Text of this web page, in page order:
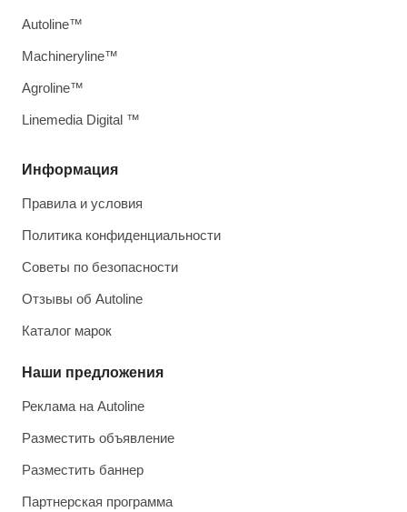
Информация
Правила и условия
Политика конфиденциальности
Советы по безопасности
Отзывы об Autoline
Каталог марок
Наши предложения
Реклама на Autoline
Разместить объявление
Разместить баннер
Партнерская программа
Autoline™
Machineryline™
Agroline™
Linemedia Digital ™